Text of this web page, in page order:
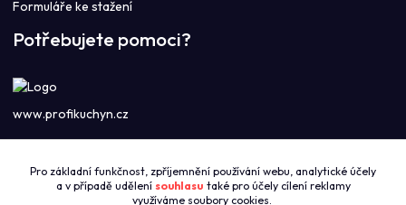
Formuláře ke stažení
Potřebujete pomoci?
www.profikuchyn.cz
+420774421626
(Po-Pá 8:00-16:00)
Pro základní funkčnost, zpříjemnění používání webu, analytické účely
a v případě udělení souhlasu také pro účely cílení reklamy
využíváme soubory cookies.